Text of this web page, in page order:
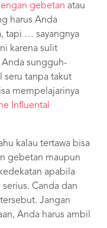
gebetan atau
harus Anda
tapi … sayangnya
karena sulit
Anda sungguh-
seru tanpa takut
mempelajarinya
Influental
kalau tertawa bisa
gebetan maupun
apabila
Canda dan
Jangan
Anda harus ambil